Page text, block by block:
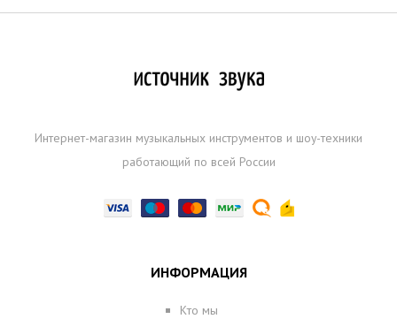
Интернет-магазин музыкальных инструментов и шоу-техники
работающий по всей России
ИНФОРМАЦИЯ
Кто мы